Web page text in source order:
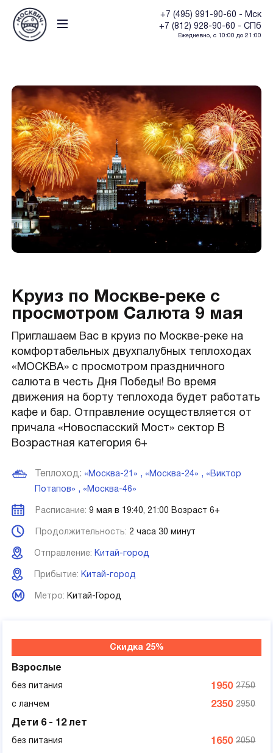
+7 (495) 991-90-60 - Мск
+7 (812) 928-90-60 - СПб
Ежедневно, с 10:00 до 21:00
Круиз по Москве-реке с
просмотром Салюта 9 мая
Приглашаем Вас в круиз по Москве-реке на
комфортабельных двухпалубных теплоходах
«МОСКВА» с просмотром праздничного
салюта в честь Дня Победы! Во время
движения на борту теплохода будет работать
кафе и бар. Отправление осуществляется от
причала «Новоспасский Мост» сектор B
Возрастная категория 6+
Теплоход: «Москва-21» , «Москва-24» , «Виктор
Потапов» , «Москва-46»
Расписание: 9 мая в 19:40, 21:00 Возраст 6+
Продолжительность: 2 часа 30 минут
Отправление: Китай-город
Прибытие: Китай-город
Метро: Китай-Город
Скидка 25%
Взрослые
без питания 2750
1950
с ланчем 2950
2350
Дети 6 - 12 лет
без питания 2050
1650